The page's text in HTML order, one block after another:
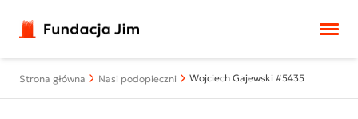
Strona główna Nasi podopieczni Wojciech Gajewski #5435